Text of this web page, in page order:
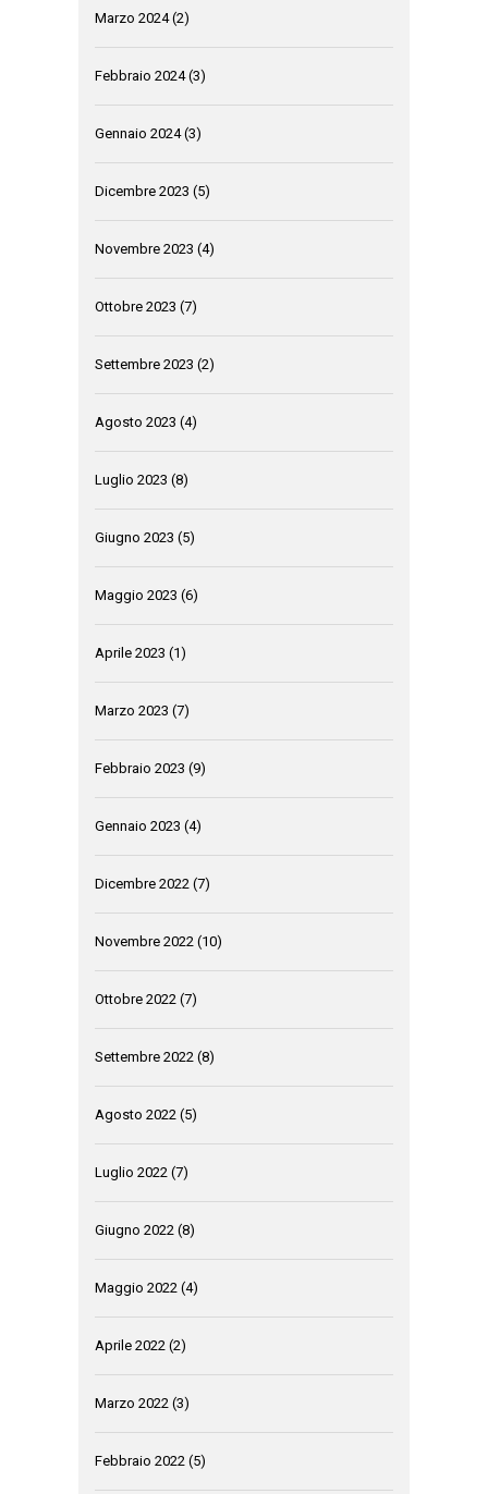
Marzo 2024(2)
Febbraio 2024(3)
Gennaio 2024(3)
Dicembre 2023 (5)
Novembre 2023 (4)
Ottobre 2023 (7)
Settembre 2023 (2)
Agosto 2023 (4)
Luglio 2023 (8)
Giugno 2023 (5)
Maggio 2023 (6)
Aprile 2023 (1)
Marzo 2023 (7)
Febbraio 2023 (9)
Gennaio 2023 (4)
Dicembre 2022 (7)
Novembre 2022 (10)
Ottobre 2022 (7)
Settembre 2022 (8)
Agosto 2022 (5)
Luglio 2022 (7)
Giugno 2022 (8)
Maggio 2022 (4)
Aprile 2022 (2)
Marzo 2022 (3)
Febbraio 2022 (5)